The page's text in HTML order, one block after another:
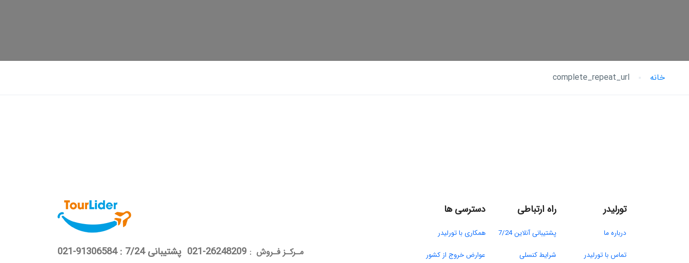
خانه complete_repeat_url
تورلیدر
درباره ما​
تماس با تورلیدر​
راه ارتباطی
پشتیبانی آنلاین 7/24
شرایط کنسلی​
دسترسی ها
همکاری با تورلیدر
عوارض خروج از کشور مـرکـز فـروش :